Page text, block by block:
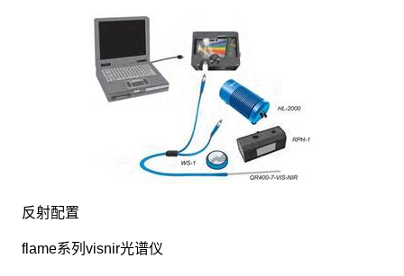
反射配置
flame系列visnir光谱仪